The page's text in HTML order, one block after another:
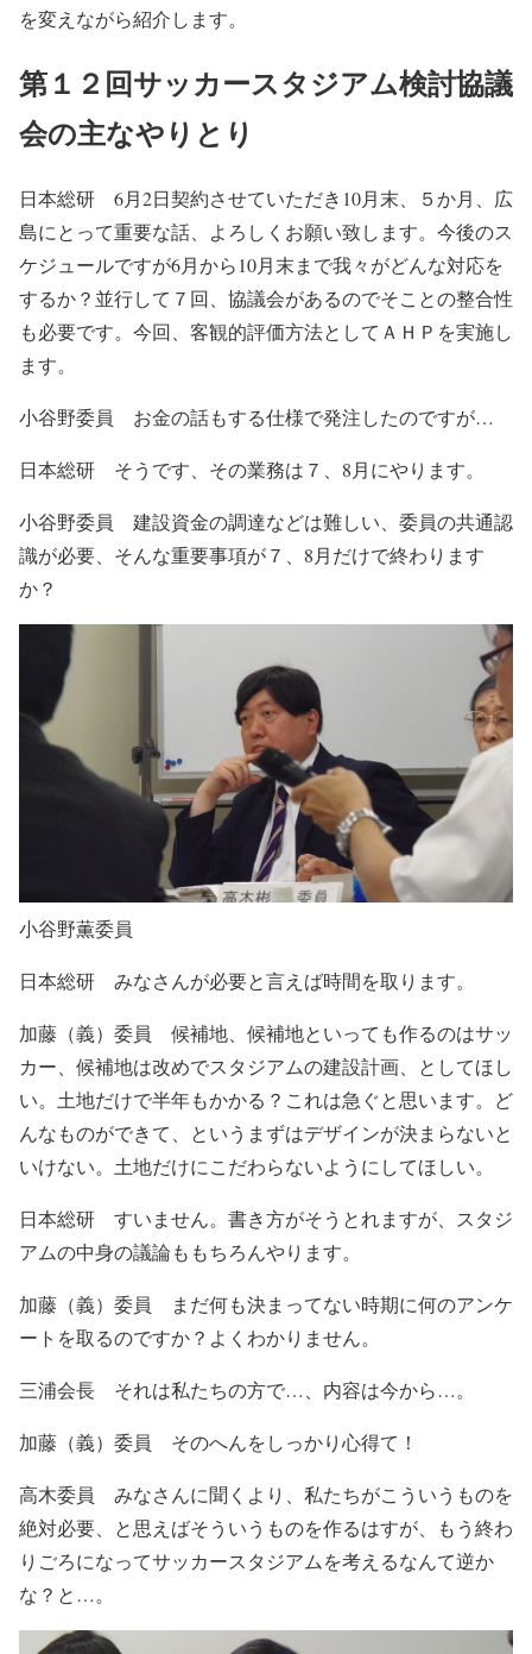
を変えながら紹介します。
第１２回サッカースタジアム検討協議
会の主なやりとり
日本総研 6月2日契約させていただき10月末、５か月、広
島にとって重要な話、よろしくお願い致します。今後のス
ケジュールですが6月から10月末まで我々がどんな対応を
するか？並行して７回、協議会があるのでそことの整合性
も必要です。今回、客観的評価方法としてＡＨＰを実施し
ます。
小谷野委員 お金の話もする仕様で発注したのですが…
日本総研 そうです、その業務は７、8月にやります。
小谷野委員 建設資金の調達などは難しい、委員の共通認
識が必要、そんな重要事項が７、8月だけで終わります
か？
小谷野薫委員
日本総研 みなさんが必要と言えば時間を取ります。
加藤（義）委員 候補地、候補地といっても作るのはサッ
カー、候補地は改めでスタジアムの建設計画、としてほし
い。土地だけで半年もかかる？これは急ぐと思います。ど
んなものができて、というまずはデザインが決まらないと
いけない。土地だけにこだわらないようにしてほしい。
日本総研 すいません。書き方がそうとれますが、スタジ
アムの中身の議論ももちろんやります。
加藤（義）委員 まだ何も決まってない時期に何のアンケ
ートを取るのですか？よくわかりません。
三浦会長 それは私たちの方で…、内容は今から…。
加藤（義）委員 そのへんをしっかり心得て！
高木委員 みなさんに聞くより、私たちがこういうものを
絶対必要、と思えばそういうものを作るはすが、もう終わ
りごろになってサッカースタジアムを考えるなんて逆か
な？と…。